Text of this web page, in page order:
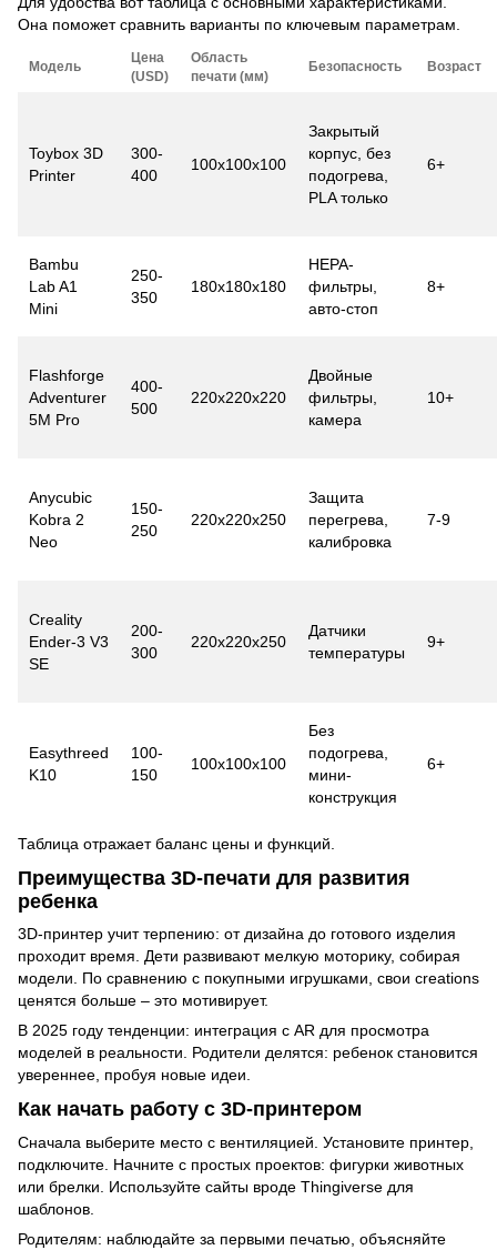
Она поможет сравнить варианты по ключевым параметрам.
Модель
Цена
(USD)
Область
печати (мм)
Безопасность Возраст
Toybox 3D
Printer
300-
400
100x100x100
Закрытый
корпус, без
подогрева,
PLA только
6+
Bambu
Lab A1
Mini
250-
350
180x180x180
HEPA-
фильтры,
авто-стоп
8+
Flashforge
Adventurer
5M Pro
400-
500
220x220x220
Двойные
фильтры,
камера
10+
Anycubic
Kobra 2
Neo
150-
250
220x220x250
Защита
перегрева,
калибровка
7-9
Creality
Ender-3 V3
SE
200-
300
220x220x250
Датчики
температуры
9+
Easythreed
K10
100-
150
100x100x100
Без
подогрева,
мини-
конструкция
6+
Таблица отражает баланс цены и функций.
Преимущества 3D-печати для развития
ребенка
3D-принтер учит терпению: от дизайна до готового изделия
проходит время. Дети развивают мелкую моторику, собирая
модели. По сравнению с покупными игрушками, свои creations
ценятся больше – это мотивирует.
В 2025 году тенденции: интеграция с AR для просмотра
моделей в реальности. Родители делятся: ребенок становится
увереннее, пробуя новые идеи.
Как начать работу с 3D-принтером
Сначала выберите место с вентиляцией. Установите принтер,
подключите. Начните с простых проектов: фигурки животных
или брелки. Используйте сайты вроде Thingiverse для
шаблонов.
Родителям: наблюдайте за первыми печатью, объясняйте